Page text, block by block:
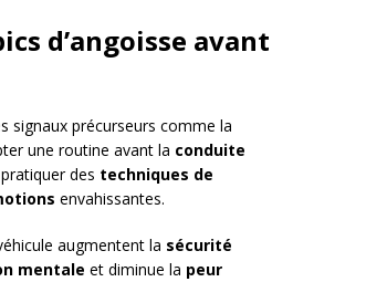
d’angoisse avant
signaux précurseurs comme la
une routine avant la conduite
des techniques de
envahissantes.
augmentent la sécurité
mentale et diminue la peur